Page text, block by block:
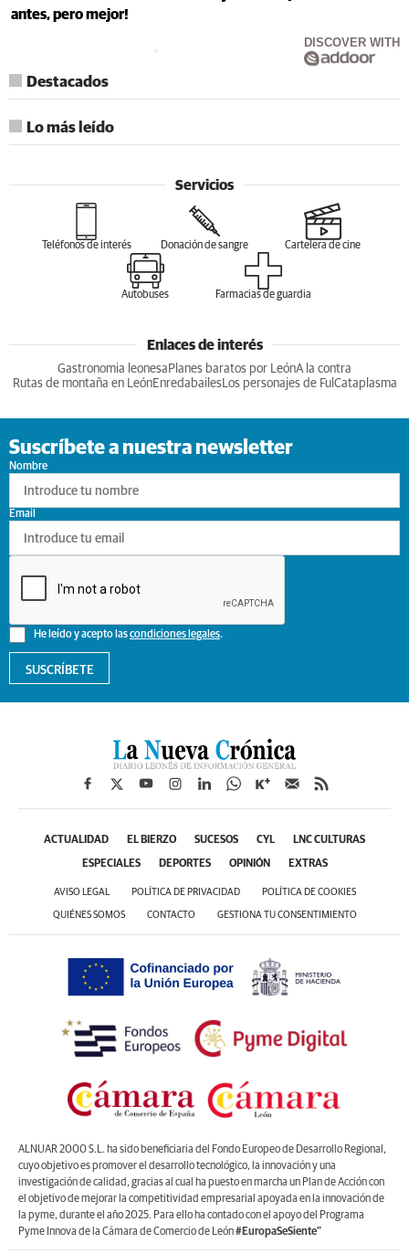
antes, pero mejor!
DISCOVER WITH
Destacados
Lo más leído
Servicios
Teléfonos de interés Donación de sangre Cartelera de cine
Autobuses Farmacias de guardia
Enlaces de interés
Gastronomia leonesa Planes baratos por LeónA la contra
Rutas de montaña en LeónEnredabailesLos personajes de Ful Cataplasma
Suscríbete a nuestra newsletter
Nombre
He leído y acepto lascondiciones legales.
Email
SUSCRÍBETE
ACTUALIDAD EL BIERZO SUCESOS CYL LNC CULTURAS
ESPECIALES DEPORTES OPINIÓN EXTRAS
AVISO LEGAL POLÍTICA DE PRIVACIDAD POLÍTICA DE COOKIES
QUIÉNES SOMOS CONTACTO GESTIONA TU CONSENTIMIENTO
ALNUAR 2000 S.L. ha sido beneficiaria del Fondo Europeo de Desarrollo Regional,
cuyo objetivo es promover el desarrollo tecnológico, la innovación y una
investigación de calidad, gracias al cual ha puesto en marcha un Plan de Acción con
el objetivo de mejorar la competitividad empresarial apoyada en la innovación de
la pyme, durante el año 2025. Para ello ha contado con el apoyo del Programa
Pyme Innova de la Cámara de Comercio de León#EuropaSeSiente”